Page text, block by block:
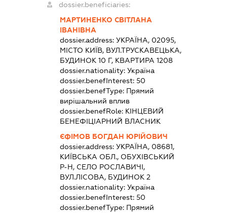
dossier.beneficiaries:
МАРТИНЕНКО СВІТЛАНА
ІВАНІВНА
dossier.address: УКРАЇНА, 02095,
МІСТО КИЇВ, ВУЛ.ТРУСКАВЕЦЬКА,
БУДИНОК 10 Г, КВАРТИРА 1208
dossier.nationality: Україна
dossier.benefInterest: 50
dossier.benefType: Прямий
вирішальний вплив
dossier.benefRole: КІНЦЕВИЙ
БЕНЕФІЦІАРНИЙ ВЛАСНИК
ЄФІМОВ БОГДАН ЮРІЙОВИЧ
dossier.address: УКРАЇНА, 08681,
КИЇВСЬКА ОБЛ., ОБУХІВСЬКИЙ
Р-Н, СЕЛО РОСЛАВИЧІ,
ВУЛ.ЛІСОВА, БУДИНОК 2
dossier.nationality: Україна
dossier.benefInterest: 50
dossier.benefType: Прямий